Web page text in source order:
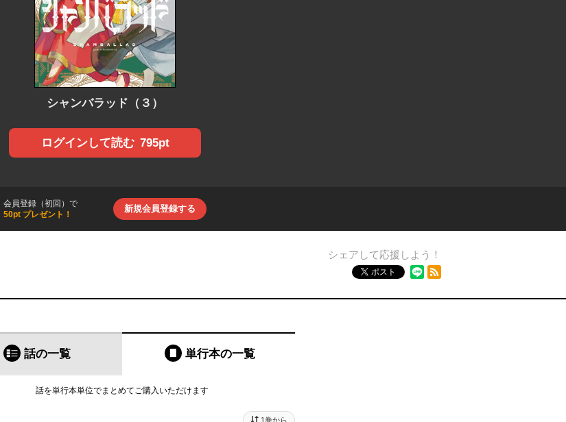
シャンバラッド（３）
ログインして読む 795pt
会員登録（初回）で
50pt プレゼント！
新規会員登録する
シェアして応援しよう！
ポスト
話の一覧 単行本の一覧
話を単行本単位でまとめてご購入いただけます
1巻から